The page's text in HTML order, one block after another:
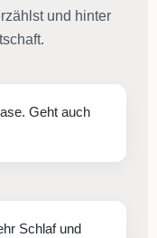
und hinter
Geht auch
Schlaf und